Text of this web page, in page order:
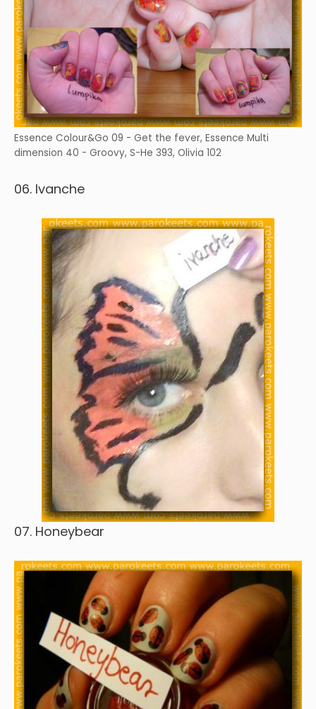
Essence Colour&Go 09 - Get the fever, Essence Multi
dimension 40 - Groovy, S-He 393, Olivia 102
06. Ivanche
07. Honeybear